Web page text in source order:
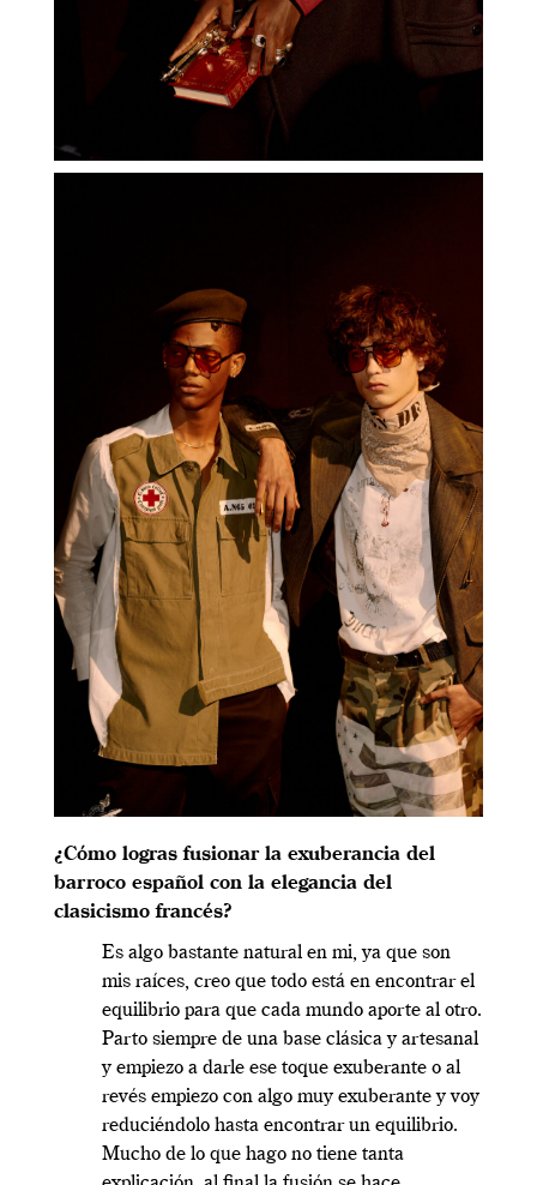
¿Cómo logras fusionar la exuberancia del
barroco español con la elegancia del
clasicismo francés?
Es algo bastante natural en mi, ya que son
mis raíces, creo que todo está en encontrar el
equilibrio para que cada mundo aporte al otro.
Parto siempre de una base clásica y artesanal
y empiezo a darle ese toque exuberante o al
revés empiezo con algo muy exuberante y voy
reduciéndolo hasta encontrar un equilibrio.
Mucho de lo que hago no tiene tanta